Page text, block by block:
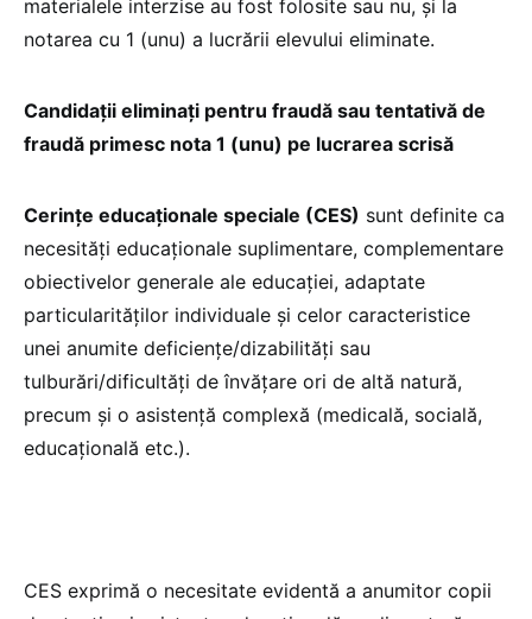
materialele interzise au fost folosite sau nu, și la
notarea cu 1 (unu) a lucrării elevului eliminate.
Candidații eliminați pentru fraudă sau tentativă de
fraudă primesc nota 1 (unu) pe lucrarea scrisă
Cerinţe educaţionale speciale (CES) sunt definite ca
necesităţi educaţionale suplimentare, complementare
obiectivelor generale ale educaţiei, adaptate
particularităţilor individuale şi celor caracteristice
unei anumite deficienţe/dizabilităţi sau
tulburări/dificultăţi de învăţare ori de altă natură,
precum şi o asistenţă complexă (medicală, socială,
educaţională etc.).
CES exprimă o necesitate evidentă a anumitor copii